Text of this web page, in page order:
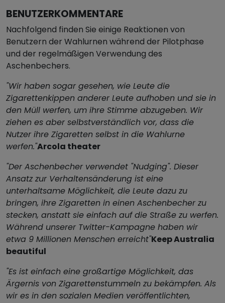
BENUTZERKOMMENTARE
Nachfolgend finden Sie einige Reaktionen von
Benutzern der Wahlurnen während der Pilotphase
und der regelmäßigen Verwendung des
Aschenbechers.
"Wir haben sogar gesehen, wie Leute die
Zigarettenkippen anderer Leute aufhoben und sie in
den Müll werfen, um ihre Stimme abzugeben. Wir
ziehen es aber selbstverständlich vor, dass die
Nutzer ihre Zigaretten selbst in die Wahlurne
werfen."Arcola theater
"Der Aschenbecher verwendet "Nudging". Dieser
Ansatz zur Verhaltensänderung ist eine
unterhaltsame Möglichkeit, die Leute dazu zu
bringen, ihre Zigaretten in einen Aschenbecher zu
stecken, anstatt sie einfach auf die Straße zu werfen.
Während unserer Twitter-Kampagne haben wir
etwa 9 Millionen Menschen erreicht"Keep Australia
beautiful
"Es ist einfach eine großartige Möglichkeit, das
Ärgernis von Zigarettenstummeln zu bekämpfen. Als
wir es in den sozialen Medien veröffentlichten,